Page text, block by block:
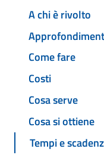
A chi è rivolto
Come fare
Costi
Cosa serve
Cosa si ottiene
Tempi e